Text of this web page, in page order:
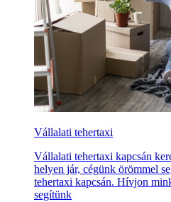
Vállalati tehertaxi
Vállalati tehertaxi kapcsán
helyen jár, cégünk örömmel
tehertaxi kapcsán. Hívjon
segítünk